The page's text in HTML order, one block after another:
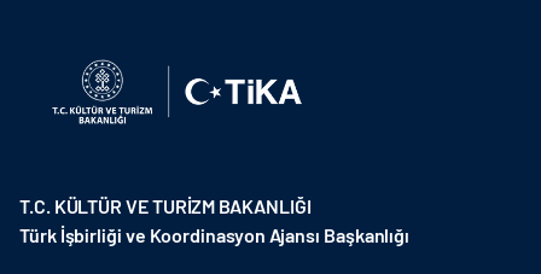
T.C. KÜLTÜR VE TURİZM BAKANLIĞI
Türk İşbirliği ve Koordinasyon Ajansı Başkanlığı